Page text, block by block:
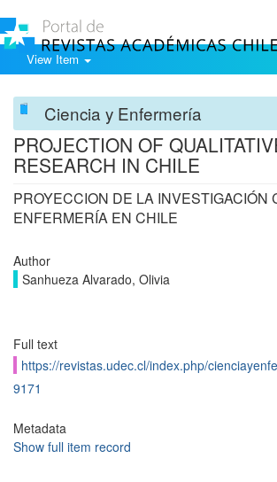
View Item
Ciencia y Enfermería
PROJECTION OF
RESEARCH IN CHILE
PROYECCION DE LA INVESTIGACIÓN
ENFERMERÍA EN CHILE
Author
Sanhueza Alvarado, Olivia
Full text
https://revistas.udec.cl/index.php/
9171
Metadata
Show full item record